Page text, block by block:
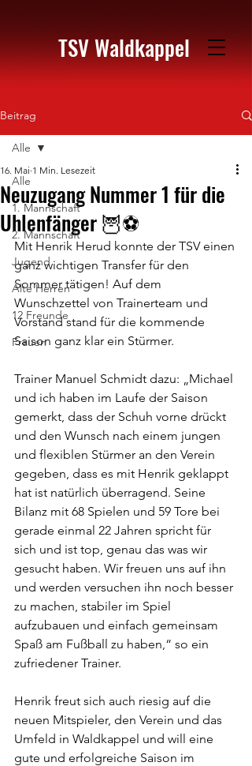
TSV Waldkappel
Beitrag
Alle
1. Mannschaft
2. Mannschaft
Jugend
Alte Herren
12 Freunde
Frauen
Alle
Neuzugang Nummer 1 für die
Uhlenfänger 🦉⚽️
16. Mai 1 Min. Lesezeit
Mit Henrik Herud konnte der TSV einen
ganz wichtigen Transfer für den
Sommer tätigen! Auf dem
Wunschzettel von Trainerteam und
Vorstand stand für die kommende
Saison ganz klar ein Stürmer.
Trainer Manuel Schmidt dazu: „Michael
und ich haben im Laufe der Saison
gemerkt, dass der Schuh vorne drückt
und den Wunsch nach einem jungen
und flexiblen Stürmer an den Verein
gegeben, dass es mit Henrik geklappt
hat ist natürlich überragend. Seine
Bilanz mit 68 Spielen und 59 Tore bei
gerade einmal 22 Jahren spricht für
sich und ist top, genau das was wir
gesucht haben. Wir freuen uns auf ihn
und werden versuchen ihn noch besser
zu machen, stabiler im Spiel
aufzubauen und einfach gemeinsam
Spaß am Fußball zu haben,“ so ein
zufriedener Trainer.
Henrik freut sich auch riesig auf die
neuen Mitspieler, den Verein und das
Umfeld in Waldkappel und will eine
gute und erfolgreiche Saison im